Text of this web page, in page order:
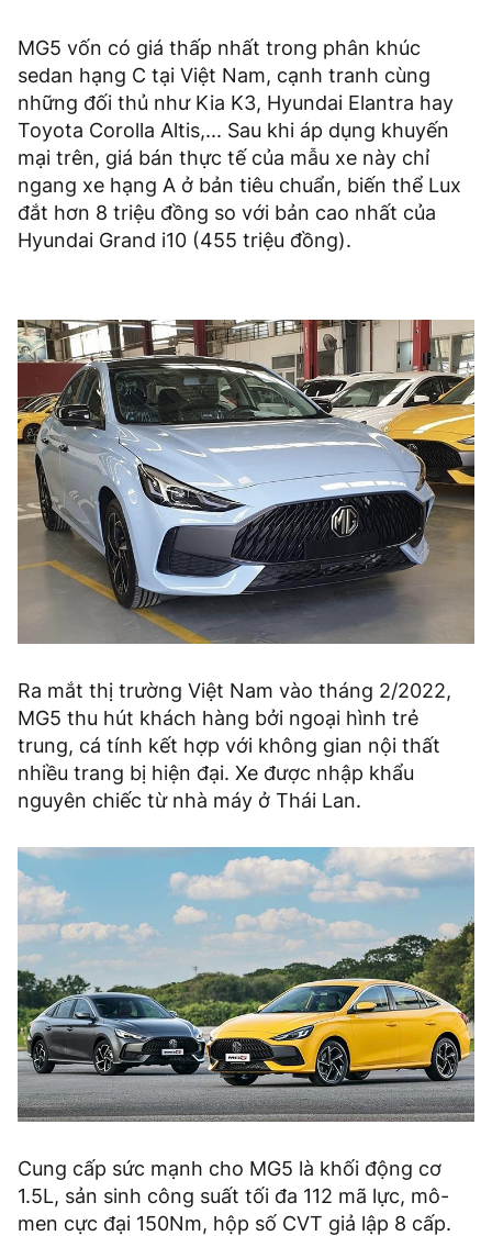
MG5 vốn có giá thấp nhất trong phân khúc
sedan hạng C tại Việt Nam, cạnh tranh cùng
những đối thủ như Kia K3, Hyundai Elantra hay
Toyota Corolla Altis,... Sau khi áp dụng khuyến
mại trên, giá bán thực tế của mẫu xe này chỉ
ngang xe hạng A ở bản tiêu chuẩn, biến thể Lux
đắt hơn 8 triệu đồng so với bản cao nhất của
Hyundai Grand i10 (455 triệu đồng).
Ra mắt thị trường Việt Nam vào tháng 2/2022,
MG5 thu hút khách hàng bởi ngoại hình trẻ
trung, cá tính kết hợp với không gian nội thất
nhiều trang bị hiện đại. Xe được nhập khẩu
nguyên chiếc từ nhà máy ở Thái Lan.
Cung cấp sức mạnh cho MG5 là khối động cơ
1.5L, sản sinh công suất tối đa 112 mã lực, mô-
men cực đại 150Nm, hộp số CVT giả lập 8 cấp.